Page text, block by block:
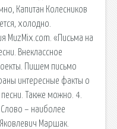
Капитан Колесников
холодно.
MuzMix.com. «Письма на
Внеклассное
Пишем письмо
интересные факты о
песни. Также можно. 4.
Слово – наиболее
Маршак.